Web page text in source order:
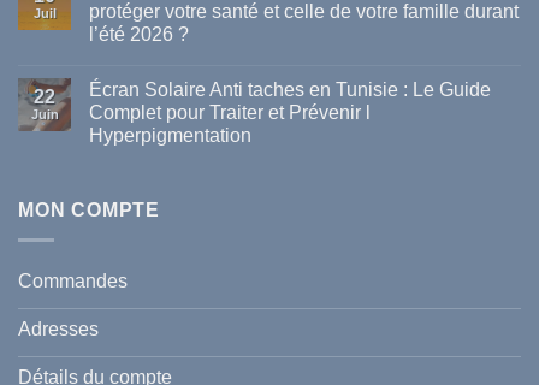
meilleures
marques
disponibles
en
Tunisie
Juil
protéger votre santé et celle de votre famille durant
l’été 2026 ?
sur
La
vague
de
comment
et
celle
de
votre
famille
durant
l’été
22
Juin
Écran Solaire Anti taches en Tunisie : Le Guide
Complet pour Traiter et Prévenir l
Hyperpigmentation
Écran
Solaire
Tunisie
Guide
pour
Traiter
MON COMPTE
Commandes
Adresses
Détails du compte